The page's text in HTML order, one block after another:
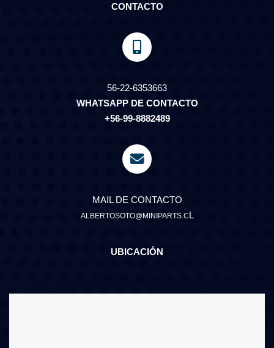
CONTACTO
56-22-6353663
WHATSAPP DE CONTACTO
+56-99-8882489
MAIL DE CONTACTO
ALBERTOSOTO@MINIPARTS.CL
UBICACIÓN